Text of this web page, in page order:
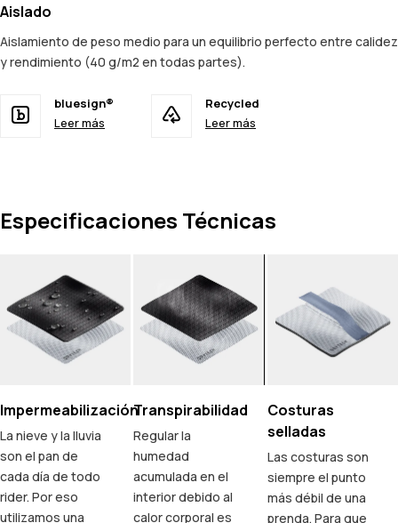
Aislado
Aislamiento de peso medio para un equilibrio perfecto entre calidez
y rendimiento (40 g/m2 en todas partes).
bluesign®
Leer más
Recycled
Leer más
Especificaciones Técnicas
Impermeabilización
La nieve y la lluvia
son el pan de
cada día de todo
rider. Por eso
utilizamos una
Transpirabilidad
Regular la
humedad
acumulada en el
interior debido al
calor corporal es
Costuras
selladas
Las costuras son
siempre el punto
más débil de una
prenda. Para que